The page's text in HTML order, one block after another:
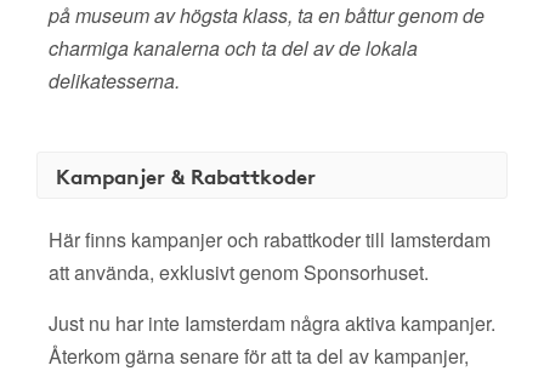
på museum av högsta klass, ta en båttur genom de
charmiga kanalerna och ta del av de lokala
delikatesserna.
Kampanjer & Rabattkoder
Här finns kampanjer och rabattkoder till Iamsterdam
att använda, exklusivt genom Sponsorhuset.
Just nu har inte Iamsterdam några aktiva kampanjer.
Återkom gärna senare för att ta del av kampanjer,